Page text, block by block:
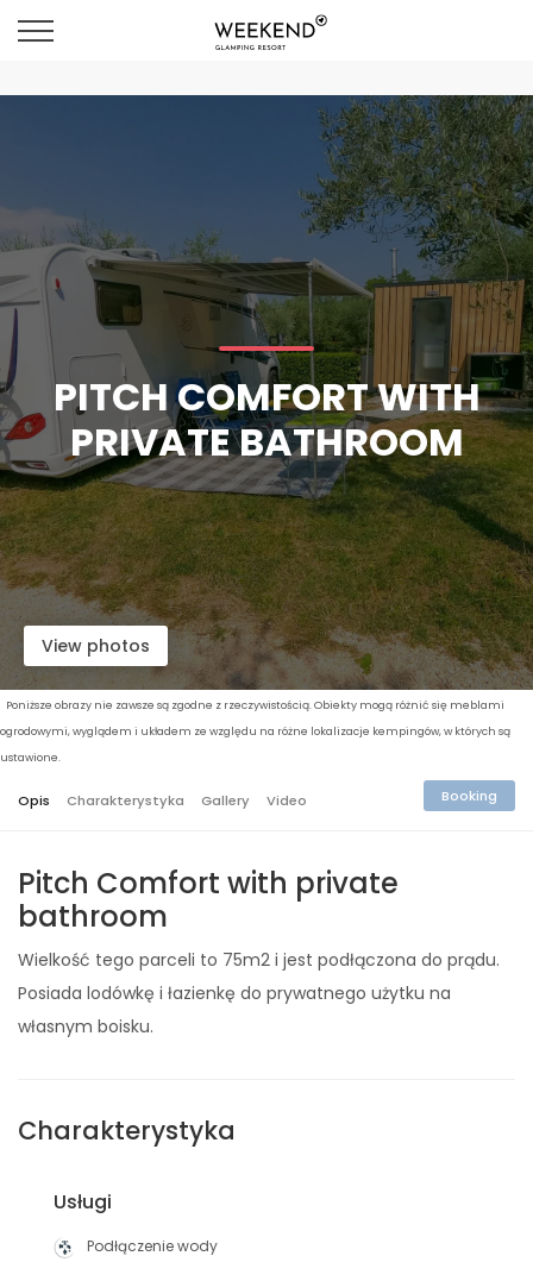
PITCH COMFORT WITH
PRIVATE BATHROOM
View photos
Poniższe obrazy nie zawsze są zgodne z rzeczywistością. Obiekty mogą różnić się meblami
ogrodowymi, wyglądem i układem ze względu na różne lokalizacje kempingów, w których są
ustawione.
Opis Charakterystyka Gallery Video Booking
Pitch Comfort with private
bathroom
Wielkość tego parceli to 75m2 i jest podłączona do prądu.
Posiada lodówkę i łazienkę do prywatnego użytku na
własnym boisku.
Charakterystyka
Usługi
Podłączenie wody